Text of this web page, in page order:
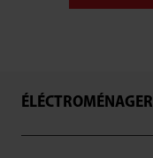
ÉLÉCTROMÉNAGER